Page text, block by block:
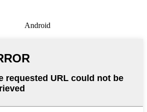
Android